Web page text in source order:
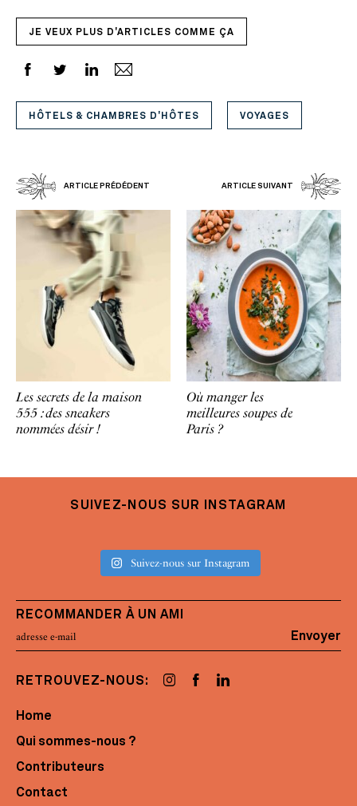
JE VEUX PLUS D'ARTICLES COMME ÇA
HÔTELS & CHAMBRES D'HÔTES VOYAGES
ARTICLE PRÉDÉDENT ARTICLE SUIVANT
Les secrets de la maison
555 : des sneakers
nommées désir !
Où manger les
meilleures soupes de
Paris ?
SUIVEZ-NOUS SUR INSTAGRAM
Suivez-nous sur Instagram
RECOMMANDER À UN AMI
Envoyer
RETROUVEZ-NOUS:
Home
Qui sommes-nous ?
Contributeurs
Contact